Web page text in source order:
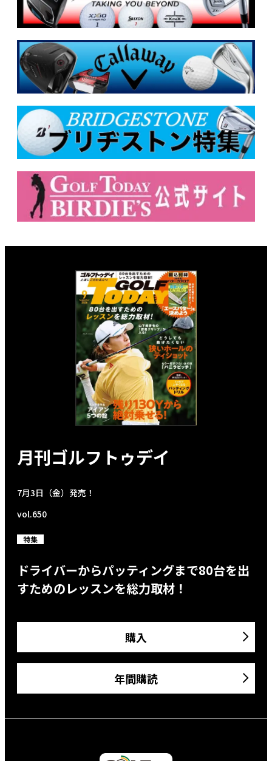
月刊ゴルフトゥデイ
7月3日（金）発売！
vol.650
特集
ドライバーからパッティングまで80台を出
すためのレッスンを総力取材！
購入
年間購読